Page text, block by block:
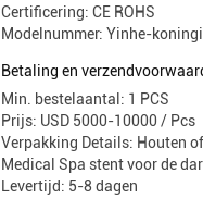
Certificering: CE ROHS
Modelnummer: Yinhe-
Betaling en
Min. bestelaantal: 1 PCS
Prijs: USD 5000-10000 / Pcs
Verpakking Details: Houten
Medical Spa stent voor de
Levertijd: 5-8 dagen